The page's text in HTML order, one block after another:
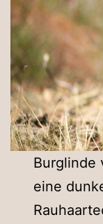
Burglinde
eine